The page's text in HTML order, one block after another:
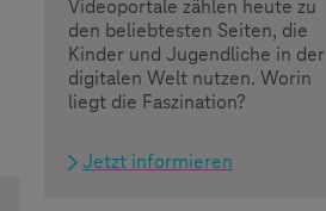
Videoportale zählen heute zu
den beliebtesten Seiten, die
Kinder und Jugendliche in der
digitalen Welt nutzen. Worin
liegt die Faszination?
Jetzt informieren